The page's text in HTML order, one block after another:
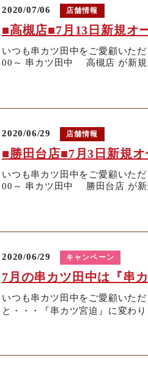
2020/07/06 店舗情報
■高槻店■7月13日新規オ
いつも串カツ田中をご愛顧いた
00～ 串カツ田中 高槻店 が新規
2020/06/29 店舗情報
■勝田台店■7月3日新規オ
いつも串カツ田中をご愛顧いた
00～ 串カツ田中 勝田台店 が新
2020/06/29 キャンペーン
7月の串カツ田中は『串
いつも串カツ田中をご愛顧いた
と・・・『串カツ宮迫』に変わ